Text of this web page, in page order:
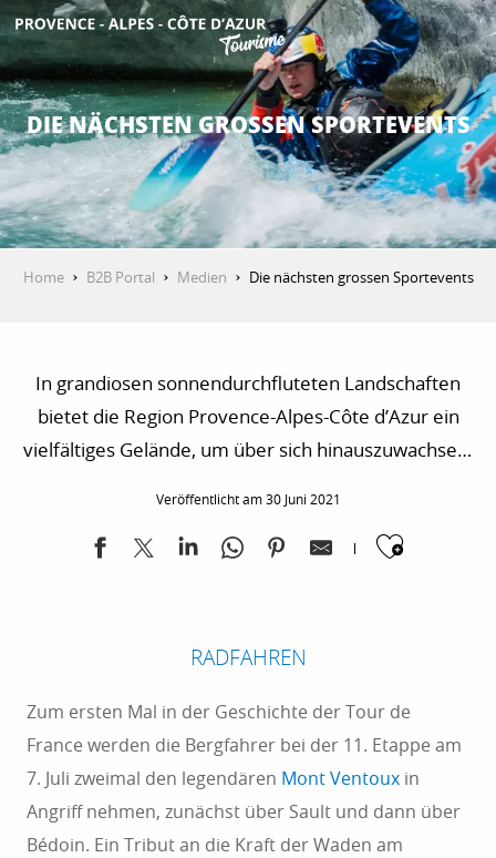
Aller
au
contenu
principal
ENTDECKEN
AKTIVITÄTEN
AUFENTHALT
DIE NÄCHSTEN GROSSEN SPORTEVENTS
Home B2B Portal Medien Die nächsten grossen Sportevents
In grandiosen sonnendurchfluteten Landschaften
bietet die Region Provence-Alpes-Côte d’Azur ein
vielfältiges Gelände, um über sich hinauszuwachsen.
mit ihren schwindelerregenden
Paradies für Segler und Taucher, und die Flüsse und
willkommen. Von Golf über Pétanque bis hin zum
Skifahren strotzt der Sportkalender von Ereignissen.
Veröffentlicht am 30 Juni 2021
RADFAHREN
Zum ersten Mal in der Geschichte der Tour de
France werden die Bergfahrer bei der 11. Etappe am
7. Juli zweimal den legendären Mont Ventoux in
Angriff nehmen, zunächst über Sault und dann über
Bédoin. Ein Tribut an die Kraft der Waden am